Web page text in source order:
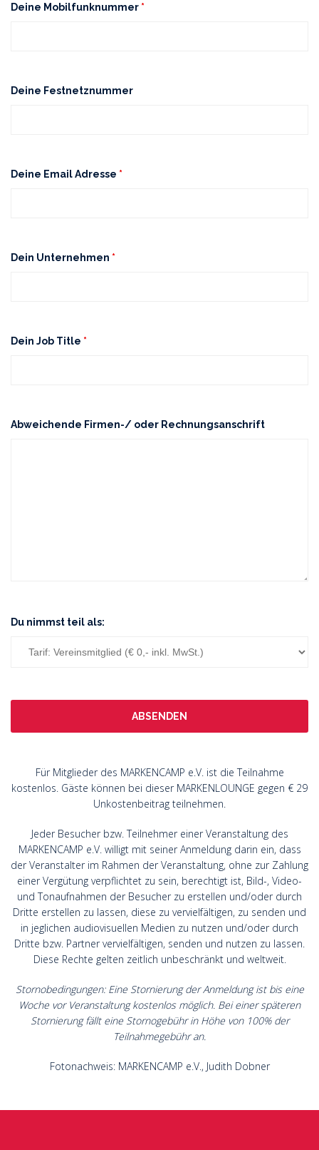
Deine Mobilfunknummer *
Deine Festnetznummer
Deine Email Adresse *
Dein Unternehmen *
Dein Job Title *
Abweichende Firmen-/ oder Rechnungsanschrift
Du nimmst teil als:
Für Mitglieder des MARKENCAMP e.V. ist die Teilnahme
kostenlos. Gäste können bei dieser MARKENLOUNGE gegen € 29
Unkostenbeitrag teilnehmen.
Jeder Besucher bzw. Teilnehmer einer Veranstaltung des
MARKENCAMP e.V. willigt mit seiner Anmeldung darin ein, dass
der Veranstalter im Rahmen der Veranstaltung, ohne zur Zahlung
einer Vergütung verpflichtet zu sein, berechtigt ist, Bild-, Video-
und Tonaufnahmen der Besucher zu erstellen und/oder durch
Dritte erstellen zu lassen, diese zu vervielfältigen, zu senden und
in jeglichen audiovisuellen Medien zu nutzen und/oder durch
Dritte bzw. Partner vervielfältigen, senden und nutzen zu lassen.
Diese Rechte gelten zeitlich unbeschränkt und weltweit.
Stornobedingungen: Eine Stornierung der Anmeldung ist bis eine
Woche vor Veranstaltung kostenlos möglich. Bei einer späteren
Stornierung fällt eine Stornogebühr in Höhe von 100% der
Teilnahmegebühr an.
Fotonachweis: MARKENCAMP e.V., Judith Dobner